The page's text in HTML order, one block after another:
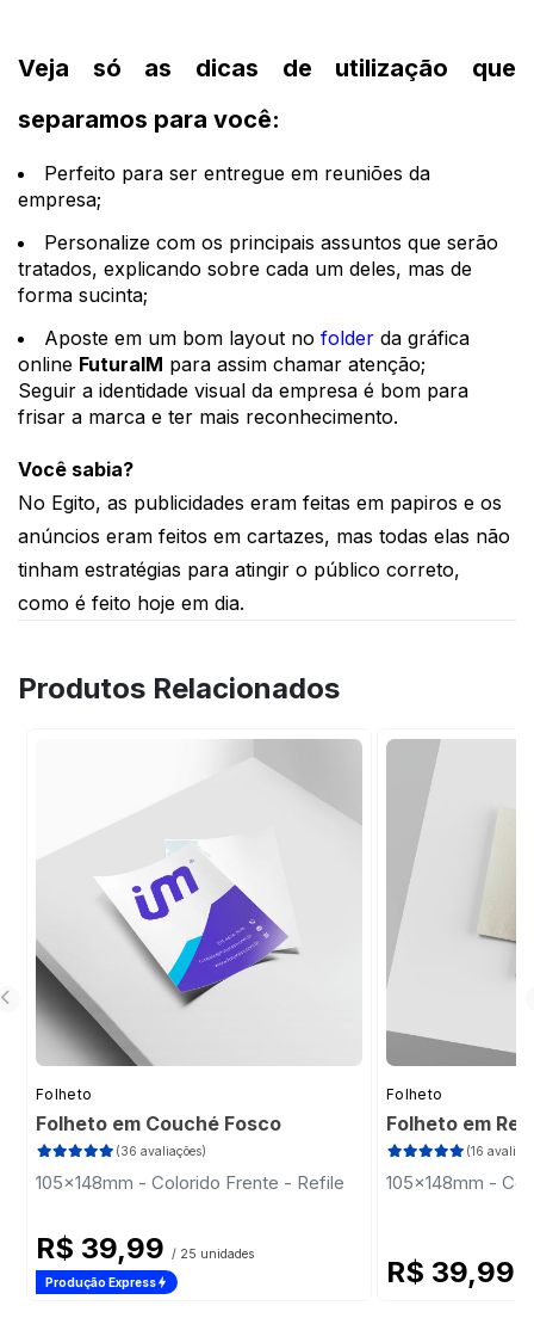
Veja só as dicas de utilização que
separamos para você:
Perfeito para ser entregue em reuniões da
empresa;
Personalize com os principais assuntos que serão
tratados, explicando sobre cada um deles, mas de
forma sucinta;
Aposte em um bom layout no folder da gráfica
online FuturaIM para assim chamar atenção;
Seguir a identidade visual da empresa é bom para
frisar a marca e ter mais reconhecimento.
Você sabia?
No Egito, as publicidades eram feitas em papiros e os
anúncios eram feitos em cartazes, mas todas elas não
tinham estratégias para atingir o público correto,
como é feito hoje em dia.
Produtos Relacionados
Folheto
Folheto em Couché Fosco
(36 avaliações)
105x148mm - Colorido Frente - Refile
R$ 39,99 / 25 unidades
Produção Express
Folheto
Folheto em
(16
105x148mm -
R$ 39,99